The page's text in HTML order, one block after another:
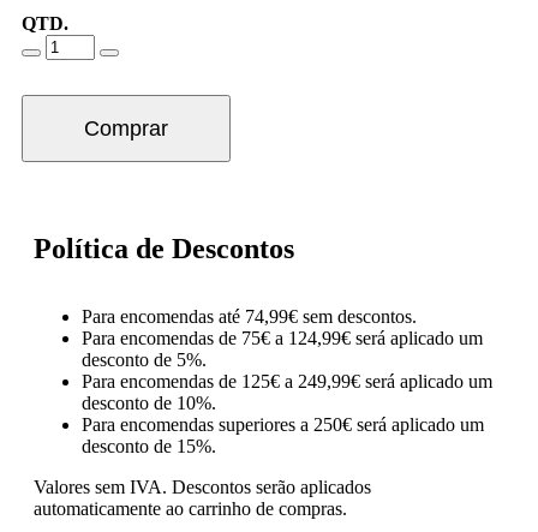
QTD.
Comprar
Política de Descontos
Para encomendas até 74,99€ sem descontos.
Para encomendas de 75€ a 124,99€ será aplicado um
desconto de 5%.
Para encomendas de 125€ a 249,99€ será aplicado um
desconto de 10%.
Para encomendas superiores a 250€ será aplicado um
desconto de 15%.
Valores sem IVA. Descontos serão aplicados
automaticamente ao carrinho de compras.